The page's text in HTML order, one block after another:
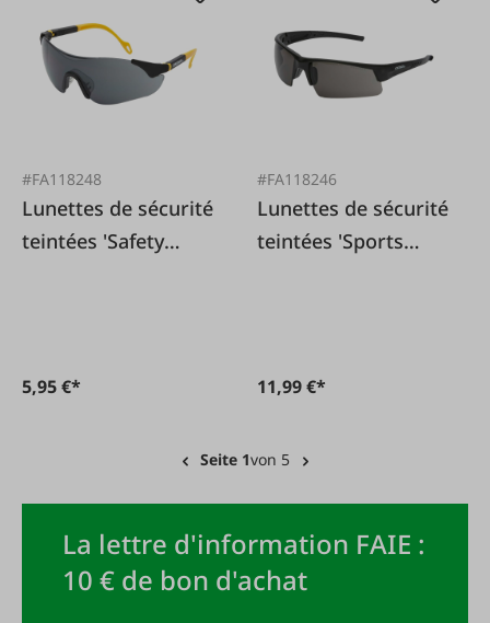
#FA118248
Lunettes de sécurité
teintées 'Safety
5,95 €*
#FA118246
Lunettes de sécurité
teintées 'Sports
11,99 €*
Seite 1von 5
La lettre d'information FAIE :
10 € de bon d'achat